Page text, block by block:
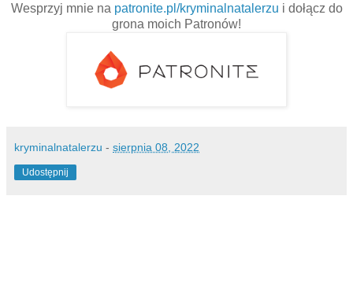
Wesprzyj mnie na patronite.pl/kryminalnatalerzu i dołącz do
grona moich Patronów!
kryminalnatalerzu - sierpnia 08, 2022
Udostępnij